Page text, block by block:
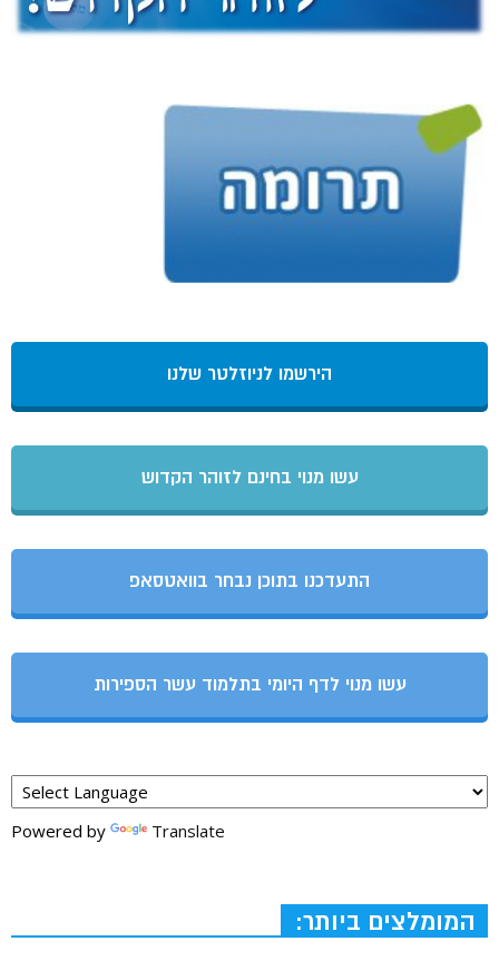
הירשמו לניוזלטר שלנו
עשו מנוי בחינם לזוהר הקדוש
התעדכנו בתוכן נבחר בוואטסאפ
עשו מנוי לדף היומי בתלמוד עשר הספירות
Powered by Translate
המומלצים ביותר: